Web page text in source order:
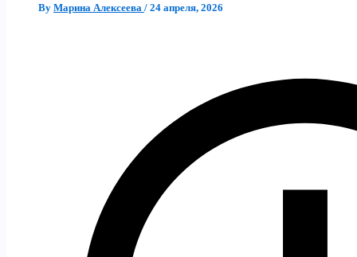
By Марина Алексеева / 24 апреля, 2026